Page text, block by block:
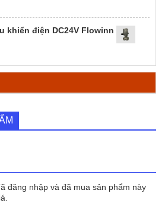
khiển điện DC24V Flowinn
đăng nhập và đã mua sản phẩm này